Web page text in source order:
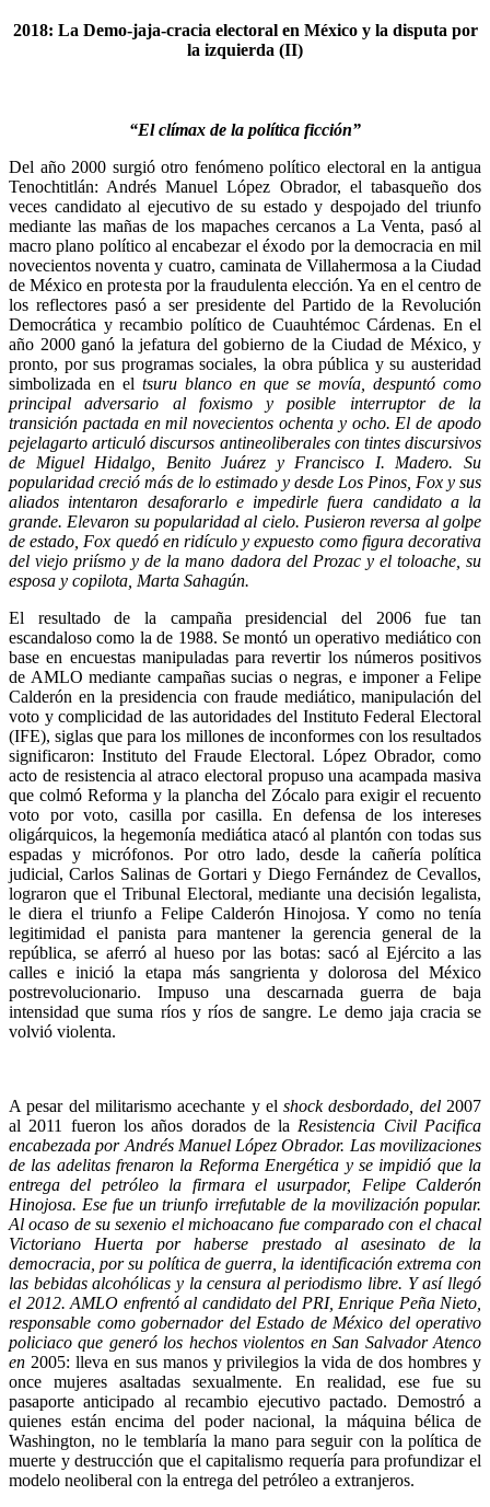
2018: La Demo-jaja-cracia electoral en México y la disputa por
la izquierda (II)
“El clímax de la política ficción”
Del año 2000 surgió otro fenómeno político electoral en la antigua
Tenochtitlán: Andrés Manuel López Obrador, el tabasqueño dos
veces candidato al ejecutivo de su estado y despojado del triunfo
mediante las mañas de los mapaches cercanos a La Venta, pasó al
macro plano político al encabezar el éxodo por la democracia en mil
novecientos noventa y cuatro, caminata de Villahermosa a la Ciudad
de México en protesta por la fraudulenta elección. Ya en el centro de
los reflectores pasó a ser presidente del Partido de la Revolución
Democrática y recambio político de Cuauhtémoc Cárdenas. En el
año 2000 ganó la jefatura del gobierno de la Ciudad de México, y
pronto, por sus programas sociales, la obra pública y su austeridad
simbolizada en el tsuru blanco en que se movía, despuntó como
principal adversario al foxismo y posible interruptor de la
transición pactada en mil novecientos ochenta y ocho. El de apodo
pejelagarto articuló discursos antineoliberales con tintes discursivos
de Miguel Hidalgo, Benito Juárez y Francisco I. Madero. Su
popularidad creció más de lo estimado y desde Los Pinos, Fox y sus
aliados intentaron desaforarlo e impedirle fuera candidato a la
grande. Elevaron su popularidad al cielo. Pusieron reversa al golpe
de estado, Fox quedó en ridículo y expuesto como figura decorativa
del viejo priísmo y de la mano dadora del Prozac y el toloache, su
esposa y copilota, Marta Sahagún.
El resultado de la campaña presidencial del 2006 fue tan
escandaloso como la de 1988. Se montó un operativo mediático con
base en encuestas manipuladas para revertir los números positivos
de AMLO mediante campañas sucias o negras, e imponer a Felipe
Calderón en la presidencia con fraude mediático, manipulación del
voto y complicidad de las autoridades del Instituto Federal Electoral
(IFE), siglas que para los millones de inconformes con los resultados
significaron: Instituto del Fraude Electoral. López Obrador, como
acto de resistencia al atraco electoral propuso una acampada masiva
que colmó Reforma y la plancha del Zócalo para exigir el recuento
voto por voto, casilla por casilla. En defensa de los intereses
oligárquicos, la hegemonía mediática atacó al plantón con todas sus
espadas y micrófonos. Por otro lado, desde la cañería política
judicial, Carlos Salinas de Gortari y Diego Fernández de Cevallos,
lograron que el Tribunal Electoral, mediante una decisión legalista,
le diera el triunfo a Felipe Calderón Hinojosa. Y como no tenía
legitimidad el panista para mantener la gerencia general de la
república, se aferró al hueso por las botas: sacó al Ejército a las
calles e inició la etapa más sangrienta y dolorosa del México
postrevolucionario. Impuso una descarnada guerra de baja
intensidad que suma ríos y ríos de sangre. Le demo jaja cracia se
volvió violenta.
A pesar del militarismo acechante y elshock desbordado, del 2007
al 2011 fueron los años dorados de la Resistencia Civil Pacifica
encabezada por Andrés Manuel López Obrador. Las movilizaciones
de las adelitas frenaron la Reforma Energética y se impidió que la
entrega del petróleo la firmara el usurpador, Felipe Calderón
Hinojosa. Ese fue un triunfo irrefutable de la movilización popular.
Al ocaso de su sexenio el michoacano fue comparado con el chacal
Victoriano Huerta por haberse prestado al asesinato de la
democracia, por su política de guerra, la identificación extrema con
las bebidas alcohólicas y la censura al periodismo libre. Y así llegó
el 2012. AMLO enfrentó al candidato del PRI, Enrique Peña Nieto,
responsable como gobernador del Estado de México del operativo
policiaco que generó los hechos violentos en San Salvador Atenco
en 2005: lleva en sus manos y privilegios la vida de dos hombres y
once mujeres asaltadas sexualmente. En realidad, ese fue su
pasaporte anticipado al recambio ejecutivo pactado. Demostró a
quienes están encima del poder nacional, la máquina bélica de
Washington, no le temblaría la mano para seguir con la política de
muerte y destrucción que el capitalismo requería para profundizar el
modelo neoliberal con la entrega del petróleo a extranjeros.